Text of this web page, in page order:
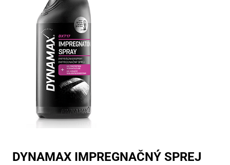
DYNAMAX IMPREGNAČNÝ SPREJ